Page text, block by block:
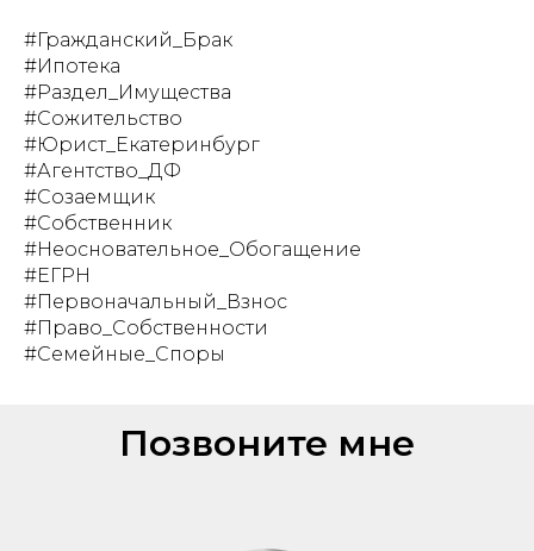
#Гражданский_Брак
#Ипотека
#Раздел_Имущества
#Сожительство
#Юрист_Екатеринбург
#Агентство_ДФ
#Созаемщик
#Собственник
#Неосновательное_Обогащение
#ЕГРН
#Первоначальный_Взнос
#Право_Собственности
#Семейные_Споры
Позвоните мне